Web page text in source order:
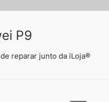
P9
reparar junto da iLoja®